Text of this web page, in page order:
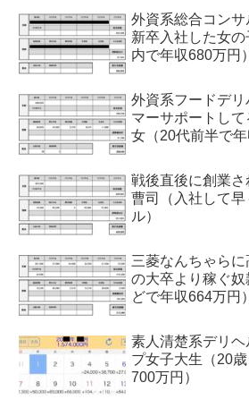
外資系総合コン
新卒入社した女
内で年収680万円）
外資系フードデ
マーサポートし
女（20代前半で年
戦後直後に創業
曹司（入社して
ル）
三菱なんちゃら
の大卒より稼ぐ
どで年収664万円）
素人清楚系デリ
プ女子大生（20
700万円）